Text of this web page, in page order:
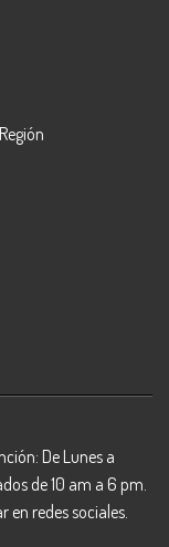
De Lunes a
de 10 am a 6 pm.
en redes sociales.